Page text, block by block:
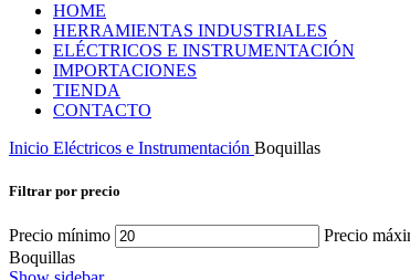
HOME
HERRAMIENTAS INDUSTRIALES
ELÉCTRICOS E INSTRUMENTACIÓN
IMPORTACIONES
TIENDA
CONTACTO
Inicio Eléctricos e Instrumentación Boquillas
Filtrar por precio
Precio mínimo Precio
Boquillas